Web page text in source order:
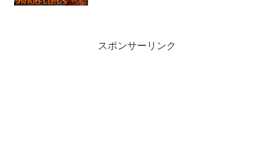
スポンサーリンク